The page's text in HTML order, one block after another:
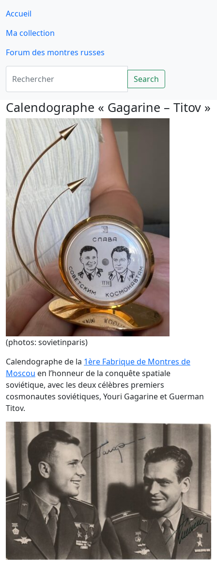
Accueil
Ma collection
Forum des montres russes
Rechercher
Search
Calendographe « Gagarine – Titov »
(photos: sovietinparis)
Calendographe de la 1ère Fabrique de Montres de
Moscou en l’honneur de la conquête spatiale
soviétique, avec les deux célèbres premiers
cosmonautes soviétiques, Youri Gagarine et Guerman
Titov.